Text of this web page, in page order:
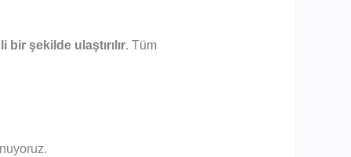
bir şekilde ulaştırılır. Tüm